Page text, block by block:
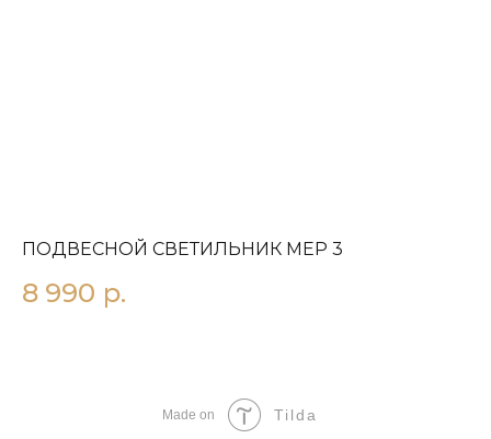
ПОДВЕСНОЙ СВЕТИЛЬНИК MEР 3
8 990 р.
Made on Tilda